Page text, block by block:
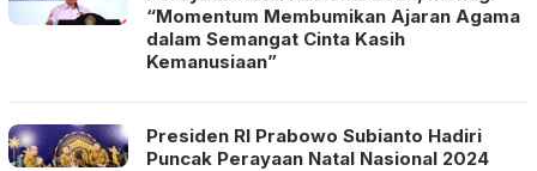
“Momentum Membumikan Ajaran Agama
dalam Semangat Cinta Kasih
Kemanusiaan”
Presiden RI Prabowo Subianto Hadiri
Puncak Perayaan Natal Nasional 2024